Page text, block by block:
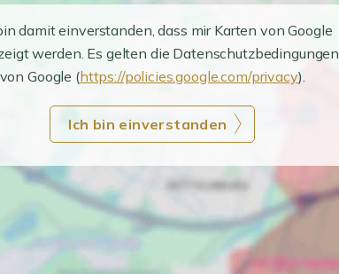
damit einverstanden, dass mir Karten von Google
werden. Es gelten die Datenschutzbedingungen
von Google (https://policies.google.com/privacy).
Ich bin einverstanden